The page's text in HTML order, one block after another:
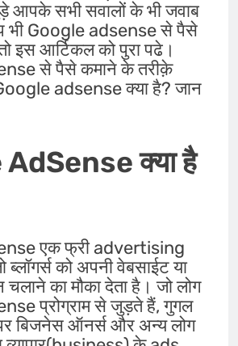
सभी सवालों के भी जवाब
भी Google adsense से पैसे
इस आर्टिकल को पुरा पढे।
से पैसे कमाने के तरीक़े
adsense क्या है? जान
क्या है
एक फ्री advertising
को अपनी वेबसाईट या
चलाने का मौका देता है। जो लोग
प्रोग्राम से जुड़ते हैं, गुगल
बिजनेस ऑनर्स और अन्य लोग